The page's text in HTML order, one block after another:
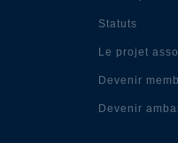
Statuts
Le projet
Devenir
Devenir